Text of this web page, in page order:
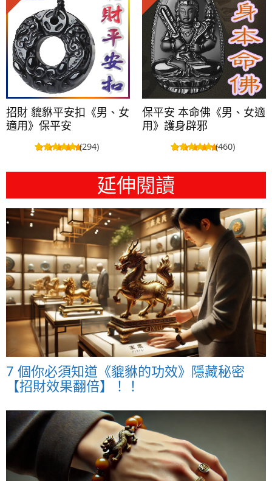
招財 貔貅平安扣《男、女
適用》保平安
(294)
保平安 本命佛《男、女適
用》護身辟邪
(460)
延伸閱讀
7 個你必須知道《貔貅的功效》隱藏秘密
【招財效果翻倍】！！